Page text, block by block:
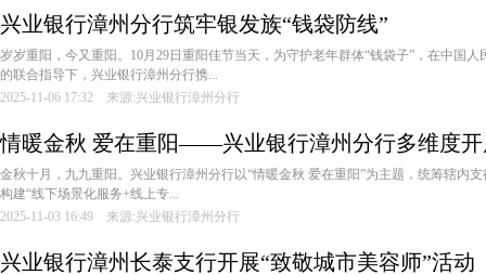
兴业银行漳州分行筑牢银发族“钱袋防线”
岁岁重阳，今又重阳。10月29日重阳佳节当天，为守护老年群体“钱袋子”，在中国
的联合指导下，兴业银行漳州分行携...
2025-11-06 17:32 来源:兴业银行漳州分行
情暖金秋 爱在重阳——兴业银行漳州分行多维度开
金秋十月，九九重阳。兴业银行漳州分行以“情暖金秋 爱在重阳”为主题，统筹辖内
构建“线下场景化服务+线上专...
2025-11-03 16:49 来源:兴业银行漳州分行
兴业银行漳州长泰支行开展“致敬城市美容师”活动